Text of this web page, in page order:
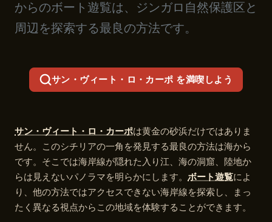
からのボート遊覧は、ジンガロ自然保護区と
周辺を探索する最良の方法です。
サン・ヴィート・ロ・カーポ を満喫しよう
サン・ヴィート・ロ・カーポは黄金の砂浜だけではありま
せん。このシチリアの一角を発見する最良の方法は海から
です。そこでは海岸線が隠れた入り江、海の洞窟、陸地か
らは見えないパノラマを明らかにします。 ボート遊覧によ
り、他の方法ではアクセスできない海岸線を探索し、まっ
たく異なる視点からこの地域を体験することができます。